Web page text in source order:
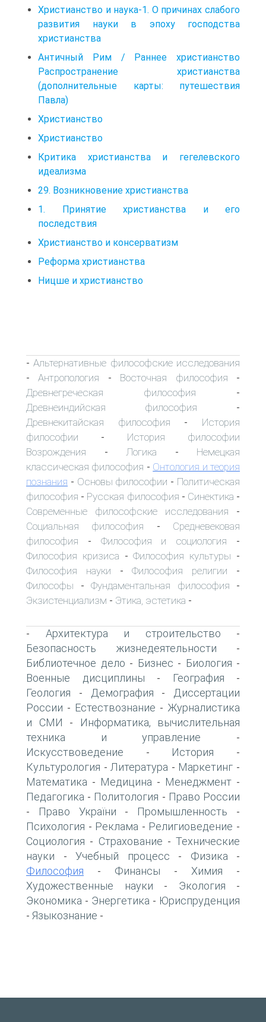
Христианство и наука-1. О причинах слабого
развития науки в эпоху господства
христианства
Античный Рим / Раннее христианство
Распространение христианства
(дополнительные карты: путешествия
Павла)
Христианство
Христианство
Критика христианства и гегелевского
идеализма
29. Возникновение христианства
1. Принятие христианства и его
последствия
Христианство и консерватизм
Реформа христианства
Ницше и христианство
-Альтернативные философские исследования
-Антропология - Восточная философия -
Древнегреческая философия -
Древнеиндийская философия -
Древнекитайская философия - История
философии - История философии
Возрождения - Логика - Немецкая
классическая философия - Онтология и теория
познания - Основы философии - Политическая
философия - Русская философия - Синектика -
Современные философские исследования -
Социальная философия - Средневековая
философия - Философия и социология -
Философия кризиса -Философия культуры -
Философия науки -Философия религии -
Философы - Фундаментальная философия -
Экзистенциализм - Этика, эстетика -
- Архитектура и строительство -
Безопасность жизнедеятельности -
Библиотечное дело - Бизнес - Биология -
Военные дисциплины - География -
Геология - Демография -
Диссертации
России - Естествознание - Журналистика
и СМИ -
Информатика, вычислительная
техника и управление -
Искусствоведение - История -
Культурология - Литература - Маркетинг -
Математика - Медицина - Менеджмент -
Педагогика - Политология - Право России
- Право України - Промышленность -
Психология - Реклама - Религиоведение -
Социология - Страхование - Технические
науки - Учебный процесс - Физика -
Философия - Финансы - Химия -
Художественные науки - Экология -
Экономика - Энергетика - Юриспруденция
- Языкознание -